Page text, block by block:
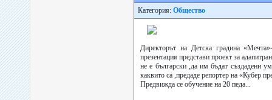
Категория: Общество
Директорът на Детска градина
презентация представи проект за
не е български ,да им бъдат създадени
каквито са ,предаде репортер на «Кубер
Предвижда се обучение на 20 педа...